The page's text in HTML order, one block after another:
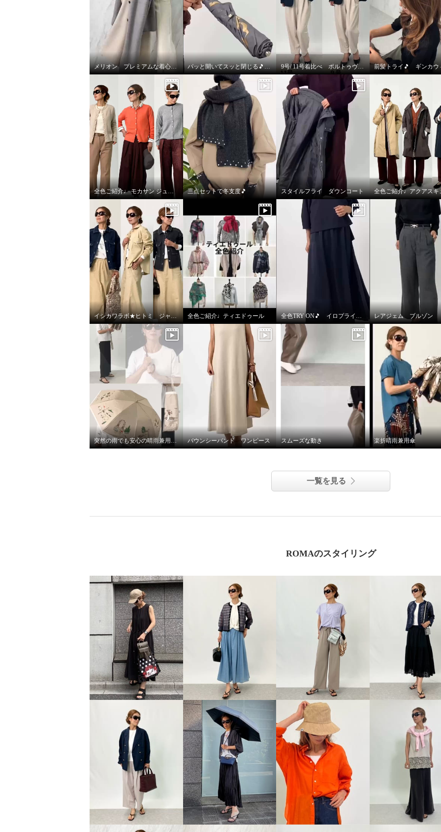
ＢＯＵＮＣＹ ＢＯＮＤ 接触
冷感 さらさら感がすごい！ エ
アフロージャージー フレアー
ワンピース
Ｍ
¥0
ティエドゥール さらさら＆涼
やか フレンチリネン１００％
メリオン プレミアムな着心地🎵 パッと開いてスッと閉じる🎵晴雨兼用折りたたみジャンプ傘 9号/ 11号着比べ ポルトゥヴィータ ノーカラージャケット
全色ご紹介♩ モカサン ジュンコシマダ カーディガン 三点セットで冬支度🎵 スタイルフライ ダウンコート
イシカワラボ★ヒトミ ジャケット全色ご紹介♩ 全色ご紹介♩ティエドゥール 全色TRY ON🎵 イロプライム ワンピース レアジェム ブルゾン
突然の雨でも安心の晴雨兼用傘♩ バウンシーバンド ワンピース スムーズな動き 楽折晴雨兼用傘
一覧を見る
ROMAのスタイリング